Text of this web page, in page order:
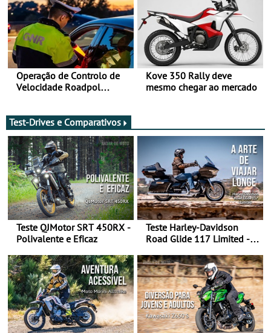
Operação de Controlo de
Velocidade Roadpol
Kove 350 Rally deve
mesmo chegar ao mercado
Test-Drives e Comparativos
Teste QJMotor SRT 450RX -
Polivalente e Eficaz
Teste Harley-Davidson
Road Glide 117 Limited - A